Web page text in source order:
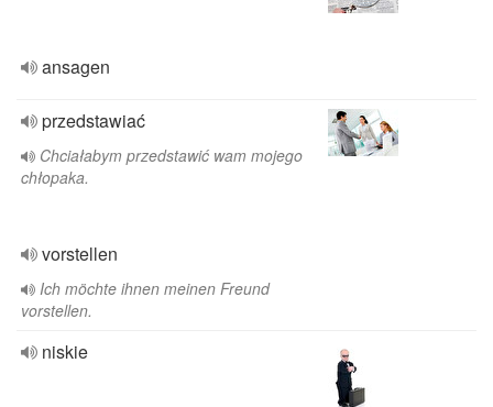
ansagen
przedstawiać
Chciałabym przedstawić wam mojego
chłopaka.
vorstellen
Ich möchte ihnen meinen Freund
vorstellen.
niskie